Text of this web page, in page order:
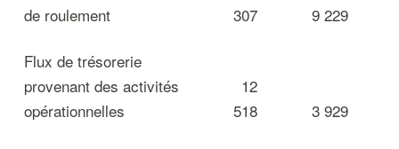
de roulement
307
9 229
Flux de trésorerie
provenant des activités
opérationnelles
12
518
3 929